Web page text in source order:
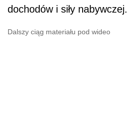
dochodów i siły nabywczej.
Dalszy ciąg materiału pod wideo